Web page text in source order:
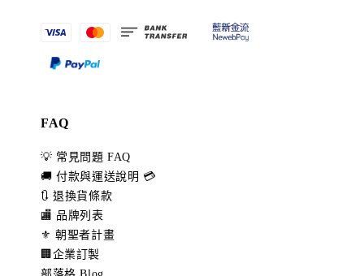
FAQ
💡 常見問題 FAQ
🚚 付款與運送說明 💳
🔃 退換貨條款
🏬 品牌列表
⚜️ 朝聖者計畫
🏢企業訂製